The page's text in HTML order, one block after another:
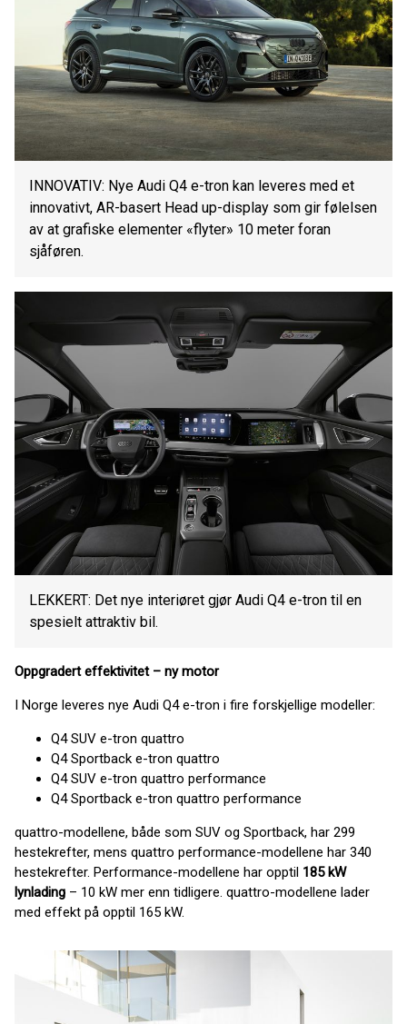
INNOVATIV: Nye Audi Q4 e-tron kan leveres med et
innovativt, AR-basert Head up-display som gir følelsen
av at grafiske elementer «flyter» 10 meter foran
sjåføren.
LEKKERT: Det nye interiøret gjør Audi Q4 e-tron til en
spesielt attraktiv bil.
Oppgradert effektivitet – ny motor
I Norge leveres nye Audi Q4 e-tron i fire forskjellige modeller:
Q4 SUV e-tron quattro
Q4 Sportback e-tron quattro
Q4 SUV e-tron quattro performance
Q4 Sportback e-tron quattro performance
quattro-modellene, både som SUV og Sportback, har 299
hestekrefter, mens quattro performance-modellene har 340
hestekrefter. Performance-modellene har opptil 185 kW
lynlading – 10 kW mer enn tidligere. quattro-modellene lader
med effekt på opptil 165 kW.